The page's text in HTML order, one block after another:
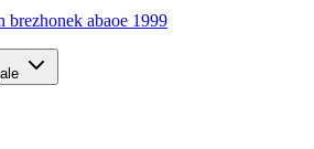
brezhonek abaoe 1999